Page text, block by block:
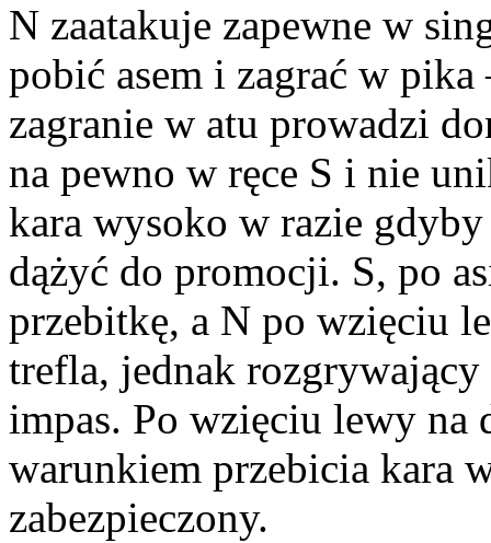
N zaatakuje zapewne w
pobić asem i zagrać w pika
zagranie w atu prowadzi
na pewno w ręce S i nie
kara wysoko w razie
dążyć do promocji. S, po
przebitkę, a N po wzięciu
trefla, jednak
impas. Po wzięciu lewy na
warunkiem przebicia kara
zabezpieczony.